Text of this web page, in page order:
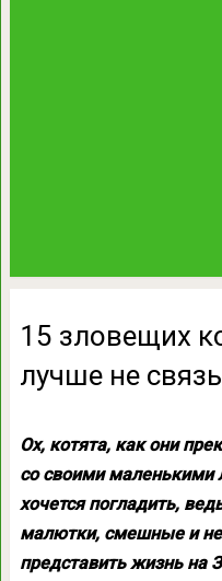
15 зловещих
лучше не
Ох, котята, как они
со своими маленькими
хочется погладить,
малютки, смешные и
представить жизнь на